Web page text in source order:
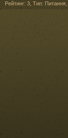
Рейтинг: 3 Тип: Питання